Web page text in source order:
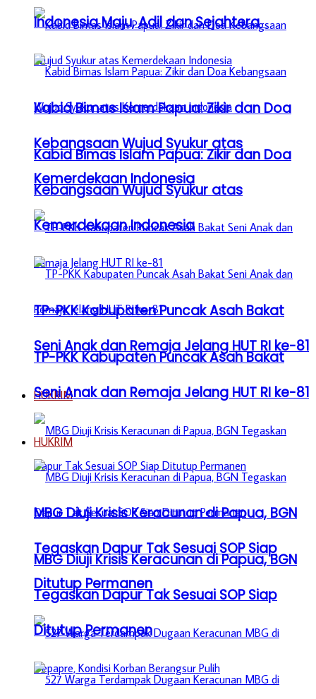
Kabid Bimas Islam Papua: Zikir dan Doa
Kebangsaan Wujud Syukur atas
Kemerdekaan Indonesia
TP-PKK Kabupaten Puncak Asah Bakat
Seni Anak dan Remaja Jelang HUT RI ke-81
HUKRIM
MBG Diuji Krisis Keracunan di Papua, BGN
Tegaskan Dapur Tak Sesuai SOP Siap
Ditutup Permanen
Indonesia Maju, Adil dan Sejahtera
Kabid Bimas Islam Papua: Zikir dan Doa
Kebangsaan Wujud Syukur atas
Kemerdekaan Indonesia
TP-PKK Kabupaten Puncak Asah Bakat
Seni Anak dan Remaja Jelang HUT RI ke-81
HUKRIM
MBG Diuji Krisis Keracunan di Papua, BGN
Tegaskan Dapur Tak Sesuai SOP Siap
Ditutup Permanen